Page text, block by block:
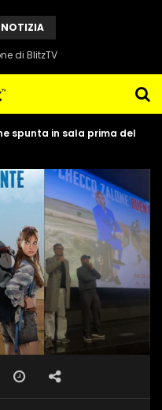
NOTIZIA
di BlitzTV
spunta in sala prima del